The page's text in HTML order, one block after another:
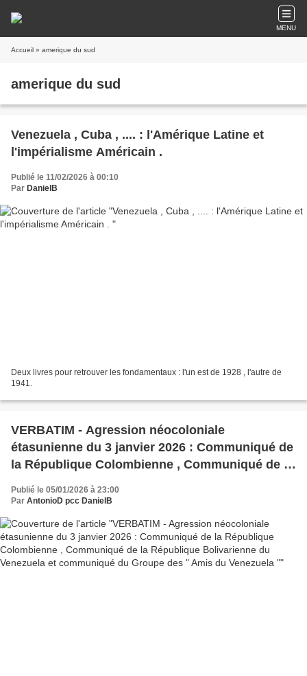
MENU
Accueil » amerique du sud
amerique du sud
Venezuela , Cuba , .... : l'Amérique Latine et
l'impérialisme Américain .
Publié le 11/02/2026 à 00:10
Par DanielB
Deux livres pour retrouver les fondamentaux : l'un est de 1928 , l'autre de
1941.
VERBATIM - Agression néocoloniale
étasunienne du 3 janvier 2026 : Communiqué de
la République Colombienne , Communiqué de la
communiqué du Groupe des " Amis du
Publié le 05/01/2026 à 23:00
Par AntonioD pcc DanielB